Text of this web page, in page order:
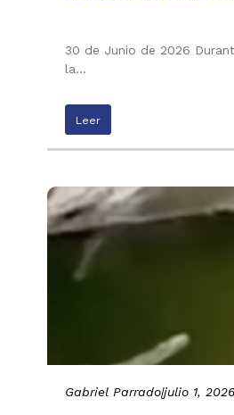
30 de Junio de 2026
la…
Leer
Gabriel Parrado|julio 1, 2026